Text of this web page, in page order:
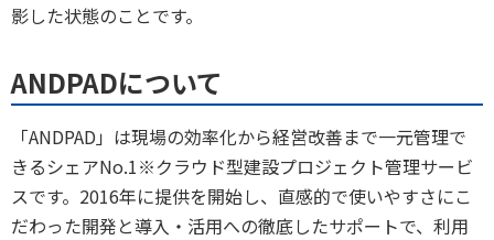
影した状態のことです。
ANDPADについて
「ANDPAD」は現場の効率化から経営改善まで一元管理で
きるシェアNo.1※クラウド型建設プロジェクト管理サービ
スです。2016年に提供を開始し、直感的で使いやすさにこ
だわった開発と導入・活用への徹底したサポートで、利用